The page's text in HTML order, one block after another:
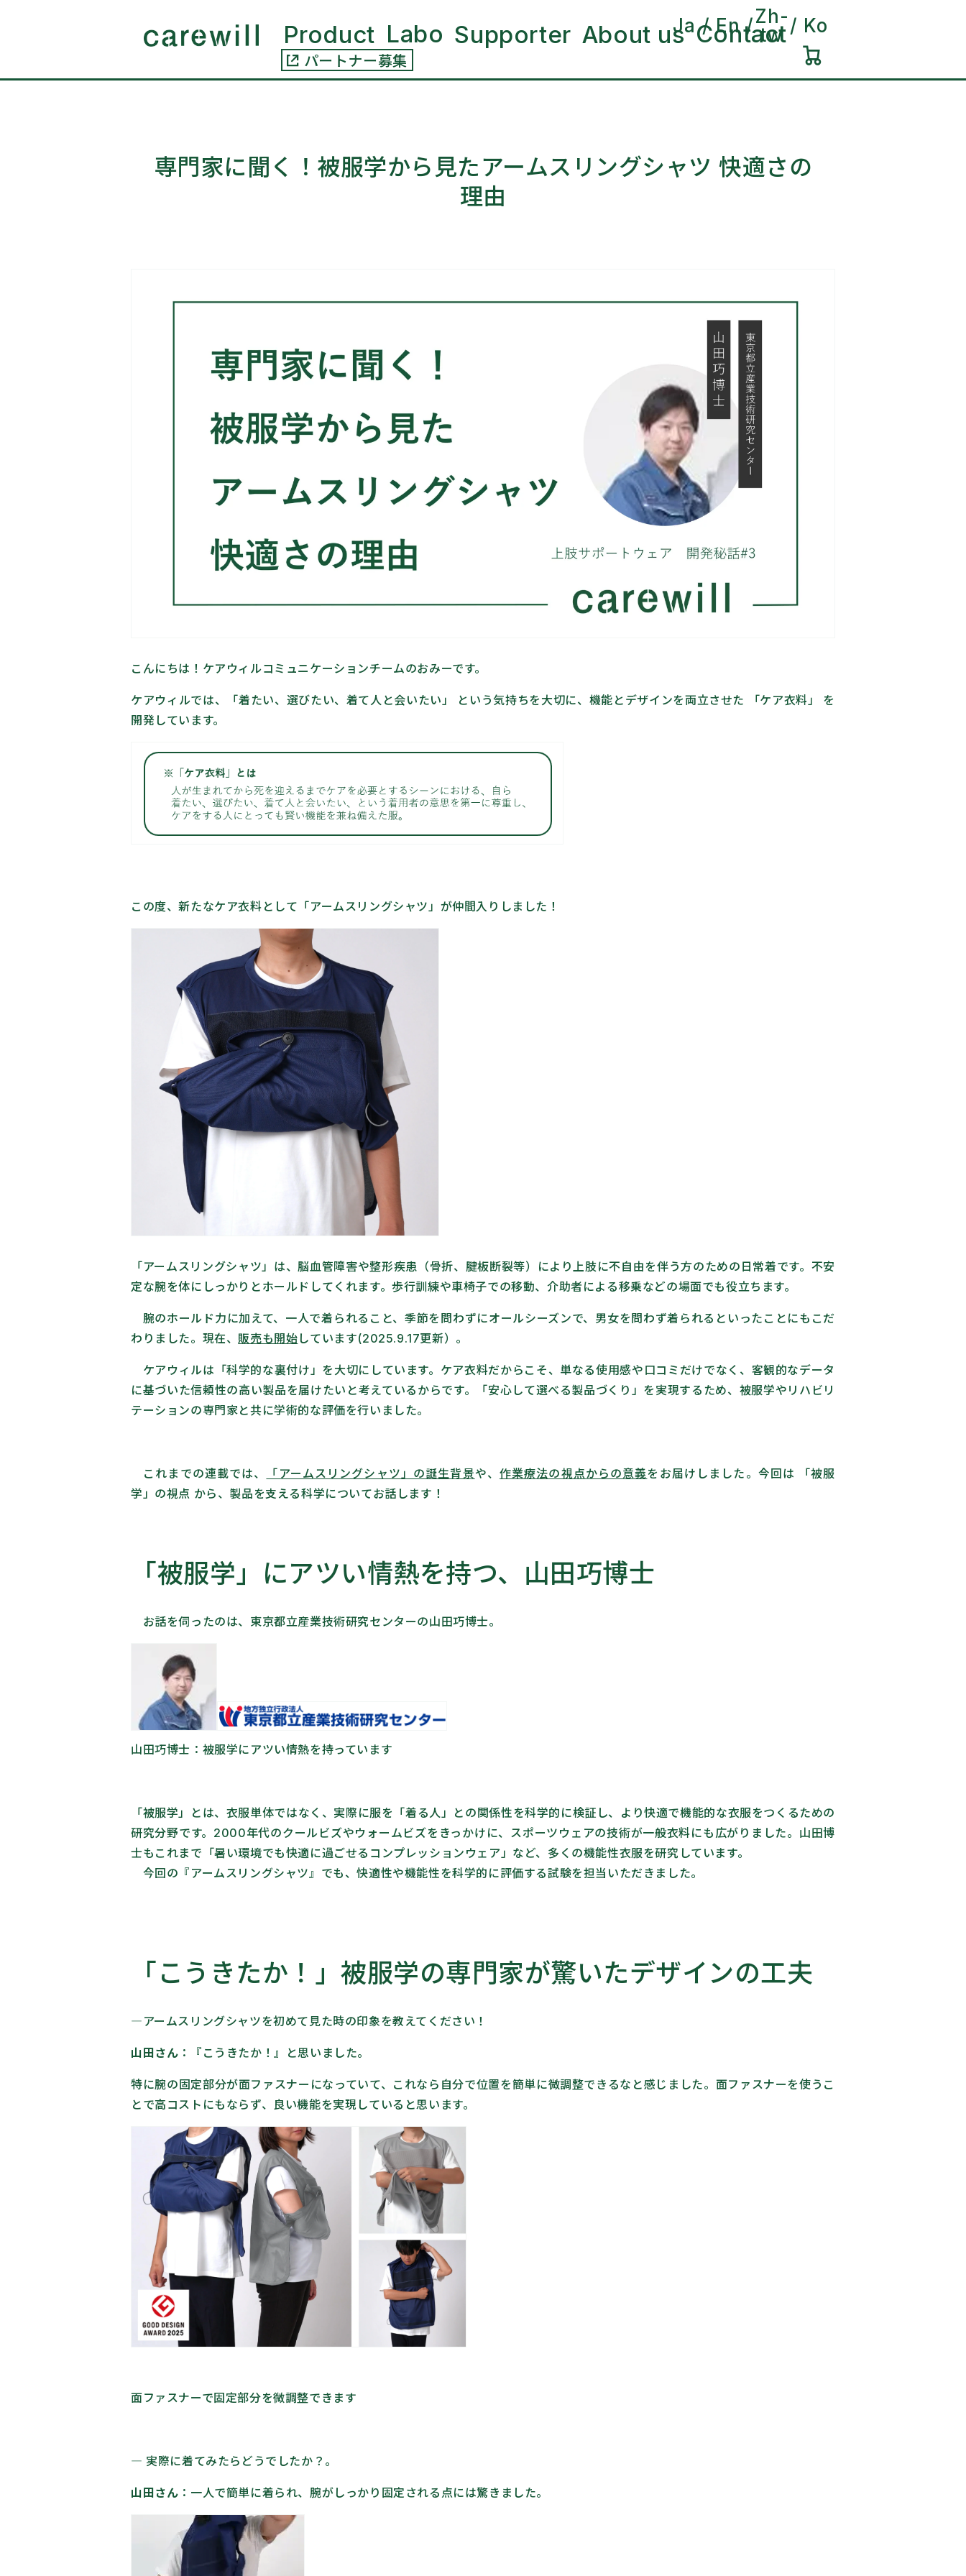
Ja En
Zh-
tw
Ko
Product Labo Supporter About us Contact
パートナー募集
カ
ー
ト
専門家に聞く！被服学から見たアームスリングシャツ 快適さの
理由
こんにちは！ケアウィルコミュニケーションチームのおみーです。
ケアウィルでは、「着たい、選びたい、着て人と会いたい」 という気持ちを大切に、機能とデザインを両立させた 「ケア衣料」 を
開発しています。
この度、新たなケア衣料として「アームスリングシャツ」が仲間入りしました！
「アームスリングシャツ」は、脳血管障害や整形疾患（骨折、腱板断裂等）により上肢に不自由を伴う方のための日常着です。不安
定な腕を体にしっかりとホールドしてくれます。歩行訓練や車椅子での移動、介助者による移乗などの場面でも役立ちます。
腕のホールド力に加えて、一人で着られること、季節を問わずにオールシーズンで、男女を問わず着られるといったことにもこだ
わりました。現在、販売も開始 しています(2025.9.17更新） 。
ケアウィルは「科学的な裏付け」を大切にしています。ケア衣料だからこそ、単なる使用感や口コミだけでなく、客観的なデータ
に基づいた信頼性の高い製品を届けたいと考えているからです。「安心して選べる製品づくり」を実現するため、被服学やリハビリ
テーションの専門家と共に学術的な評価を行いました。
これまでの連載では、 「アームスリングシャツ」の誕生背景や、 作業療法の視点からの意義をお届けしました。今回は 「被服
学」の視点 から、製品を支える科学についてお話します！
「被服学」にアツい情熱を持つ、山田巧博士
お話を伺ったのは、東京都立産業技術研究センターの山田巧博士。
山田巧博士：被服学にアツい情熱を持っています
「被服学」とは、衣服単体ではなく、実際に服を「着る人」との関係性を科学的に検証し、より快適で機能的な衣服をつくるための
研究分野です。2000年代のクールビズやウォームビズをきっかけに、スポーツウェアの技術が一般衣料にも広がりました。山田博
士もこれまで「暑い環境でも快適に過ごせるコンプレッションウェア」など、多くの機能性衣服を研究しています。
今回の『アームスリングシャツ』でも、快適性や機能性を科学的に評価する試験を担当いただきました。
「こうきたか！」被服学の専門家が驚いたデザインの工夫
―アームスリングシャツを初めて見た時の印象を教えてください！
山田さん ： 『こうきたか！』と思いました。
特に腕の固定部分が面ファスナーになっていて、これなら自分で位置を簡単に微調整できるなと感じました。面ファスナーを使うこ
とで高コストにもならず、良い機能を実現していると思います。
面ファスナーで固定部分を微調整できます
― 実際に着てみたらどうでしたか？。
山田さん ： 一人で簡単に着られ、腕がしっかり固定される点には驚きました。